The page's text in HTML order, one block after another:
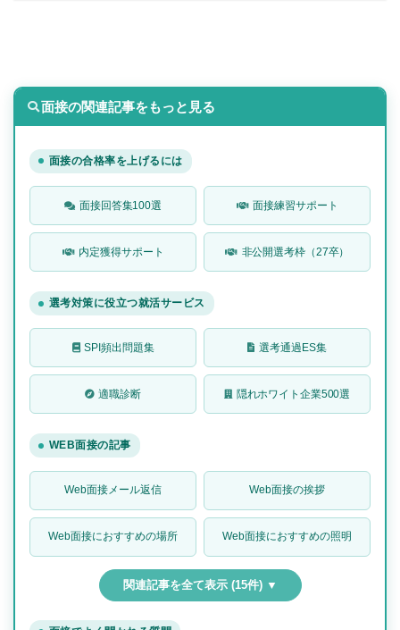
面接の関連記事をもっと見る
面接の合格率を上げるには
面接回答集100選 面接練習サポート
内定獲得サポート 非公開選考枠（27卒）
選考対策に役立つ就活サービス
SPI頻出問題集 選考通過ES集
適職診断 隠れホワイト企業500選
WEB面接の記事
Web面接メール返信 Web面接の挨拶
Web面接におすすめの場所 Web面接におすすめの照明
関連記事を全て表示 (15件) ▼